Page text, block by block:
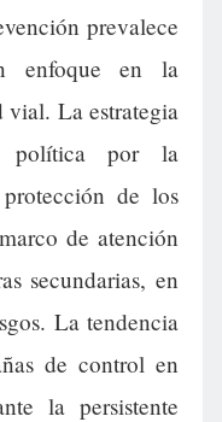
prevalece
enfoque en la
vial. La estrategia
política por la
de los
de atención
secundarias, en
La tendencia
de control en
la persistente